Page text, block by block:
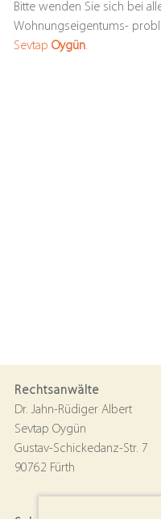
Bitte wenden Sie sich bei
Wohnungseigentums-
SevtapOygün.
Rechtsanwälte
Dr. Jahn-Rüdiger Albert
Sevtap Oygün
Gustav-Schickedanz-Str. 7
90762 Fürth